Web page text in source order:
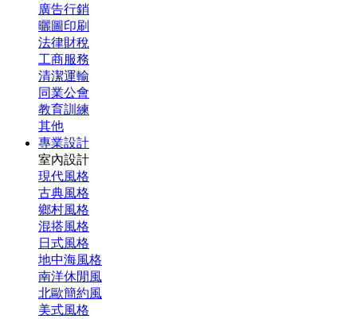
廣告行銷
曬圖印刷
法律財稅
工商服務
清潔運輸
同業公會
教育訓練
其他
專業設計
室內設計
現代風格
古典風格
鄉村風格
混搭風格
日式風格
地中海風格
南洋休閒風
北歐簡約風
美式風格